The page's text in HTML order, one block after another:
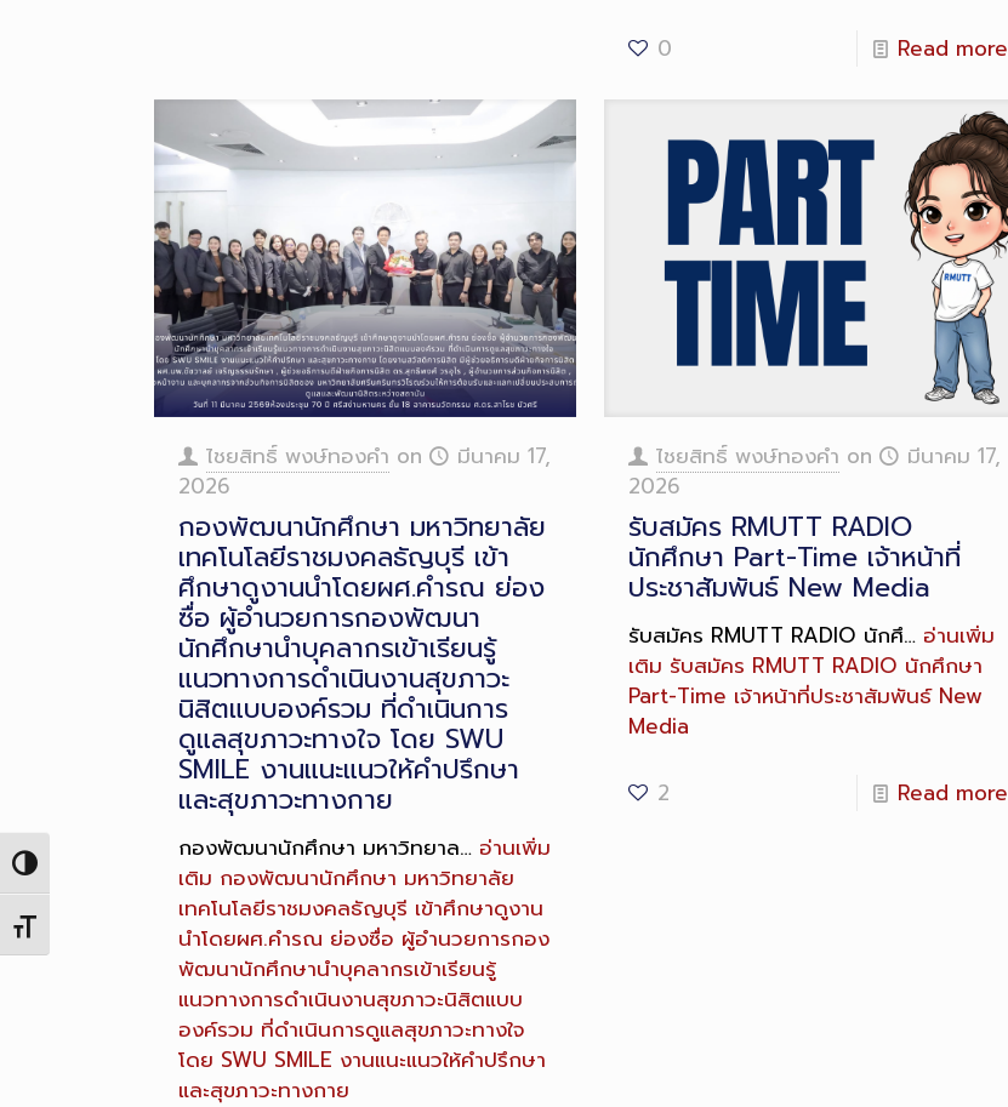
Toggle High Contrast
Toggle Font size
0 Read more
ไชยสิทธิ์ พงษ์ทองคำ on
มีนาคม 17,
2026
กองพัฒนานักศึกษา มหาวิทยาลัย
เทคโนโลยีราชมงคลธัญบุรี เข้า
ศึกษาดูงานนำโดยผศ.คำรณ ย่อง
ซื่อ ผู้อำนวยการกองพัฒนา
นักศึกษานำบุคลากรเข้าเรียนรู้
แนวทางการดำเนินงานสุขภาวะ
นิสิตแบบองค์รวม ที่ดำเนินการ
ดูแลสุขภาวะทางใจ โดย SWU
SMILE งานแนะแนวให้คำปรึกษา
และสุขภาวะทางกาย
กองพัฒนานักศึกษา มหาวิทยาล… อ่านเพิ่ม
เติม กองพัฒนานักศึกษา มหาวิทยาลัย
เทคโนโลยีราชมงคลธัญบุรี เข้าศึกษาดูงาน
นำโดยผศ.คำรณ ย่องซื่อ ผู้อำนวยการกอง
พัฒนานักศึกษานำบุคลากรเข้าเรียนรู้
แนวทางการดำเนินงานสุขภาวะนิสิตแบบ
องค์รวม ที่ดำเนินการดูแลสุขภาวะทางใจ
โดย SWU SMILE งานแนะแนวให้คำปรึกษา
และสุขภาวะทางกาย
ไชยสิทธิ์ พงษ์ทองคำ on
มีนาคม 17,
2026
รับสมัคร RMUTT RADIO
นักศึกษา Part-Time เจ้าหน้าที่
ประชาสัมพันธ์ New Media
รับสมัคร RMUTT RADIO นักศึ… อ่านเพิ่ม
เติม รับสมัคร RMUTT RADIO นักศึกษา
Part-Time เจ้าหน้าที่ประชาสัมพันธ์ New
Media
2 Read more